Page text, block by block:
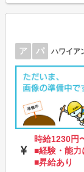
ア パ ハワイア
時給1230円
■経験・能力
■昇給あり